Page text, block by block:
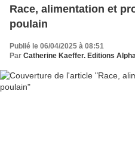
Race, alimentation et
poulain
Publié le 06/04/2025 à 08:51
Par Catherine Kaeffer. Editions